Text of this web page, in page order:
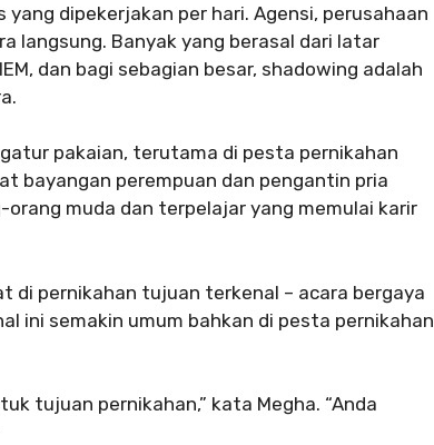
dipekerjakan per hari. Agensi, perusahaan
langsung. Banyak yang berasal dari latar
dan bagi sebagian besar, shadowing adalah
pakaian, terutama di pesta pernikahan
bayangan perempuan dan pengantin pria
muda dan terpelajar yang memulai karir
di pernikahan tujuan terkenal – acara bergaya
ini semakin umum bahkan di pesta pernikahan
tujuan pernikahan,” kata Megha. “Anda